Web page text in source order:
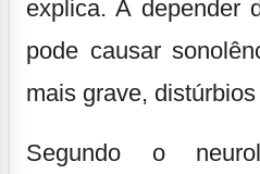
explica. A depender
pode causar
mais grave,
Segundo o